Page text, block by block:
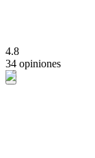
4.8
34 opiniones